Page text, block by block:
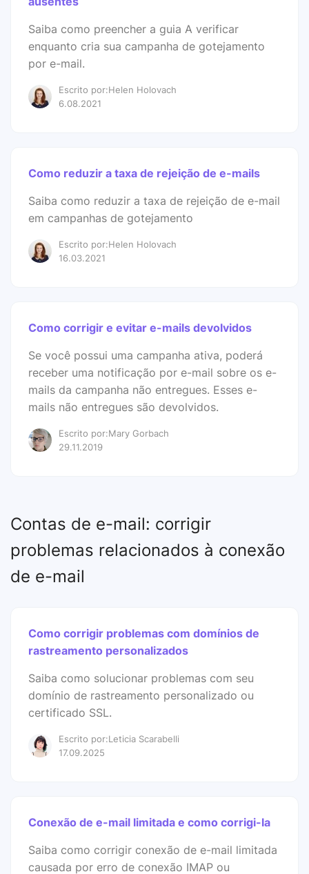
Saiba como preencher a guia A verificar
enquanto cria sua campanha de gotejamento
por e-mail.
Escrito por:Helen Holovach
6.08.2021
Como reduzir a taxa de rejeição de e-mails
Saiba como reduzir a taxa de rejeição de e-mail
em campanhas de gotejamento
Escrito por:Helen Holovach
16.03.2021
Como corrigir e evitar e-mails devolvidos
Se você possui uma campanha ativa, poderá
receber uma notificação por e-mail sobre os e-
mails da campanha não entregues. Esses e-
mails não entregues são devolvidos.
Escrito por:Mary Gorbach
29.11.2019
Contas de e-mail: corrigir
problemas relacionados à conexão
de e-mail
Como corrigir problemas com domínios de
rastreamento personalizados
Saiba como solucionar problemas com seu
domínio de rastreamento personalizado ou
certificado SSL.
Escrito por:Leticia Scarabelli
17.09.2025
Conexão de e-mail limitada e como corrigi-la
Saiba como corrigir conexão de e-mail limitada
causada por erro de conexão IMAP ou